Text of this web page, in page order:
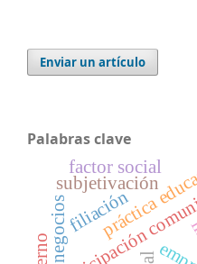
Enviar un artículo
Palabras clave
participación
práctica
subjetivación
negociosfiliación
factor social